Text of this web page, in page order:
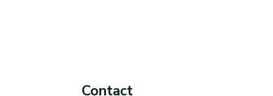
Contact